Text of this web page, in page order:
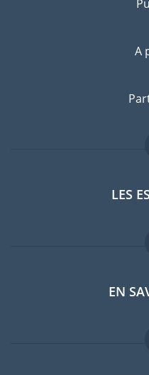
A
LES
EN